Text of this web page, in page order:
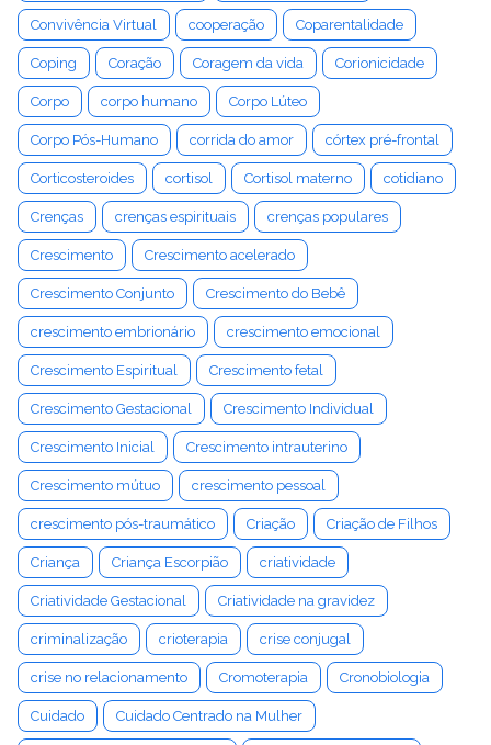
Convivência Virtual cooperação Coparentalidade
Coping Coração Coragem da vida Corionicidade
Corpo corpo humano Corpo Lúteo
Corpo Pós-Humano corrida do amor córtex pré-frontal
Corticosteroides cortisol Cortisol materno cotidiano
Crenças crenças espirituais crenças populares
Crescimento Crescimento acelerado
Crescimento Conjunto Crescimento do Bebê
crescimento embrionário crescimento emocional
Crescimento Espiritual Crescimento fetal
Crescimento Gestacional Crescimento Individual
Crescimento Inicial Crescimento intrauterino
Crescimento mútuo crescimento pessoal
crescimento pós-traumático Criação Criação de Filhos
Criança Criança Escorpião criatividade
Criatividade Gestacional Criatividade na gravidez
criminalização crioterapia crise conjugal
crise no relacionamento Cromoterapia Cronobiologia
Cuidado Cuidado Centrado na Mulher